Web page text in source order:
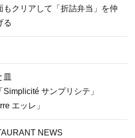
もクリアして「折詰弁当」を仲
る
皿
サンプリシテ」
エッレ」
NEWS